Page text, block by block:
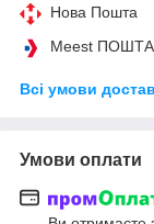
Нова Пошта
Meest ПОШТА
Всі умови
Умови оплати